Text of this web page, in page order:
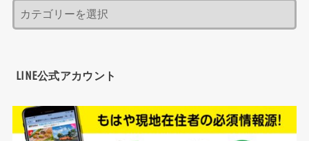
LINE公式アカウント